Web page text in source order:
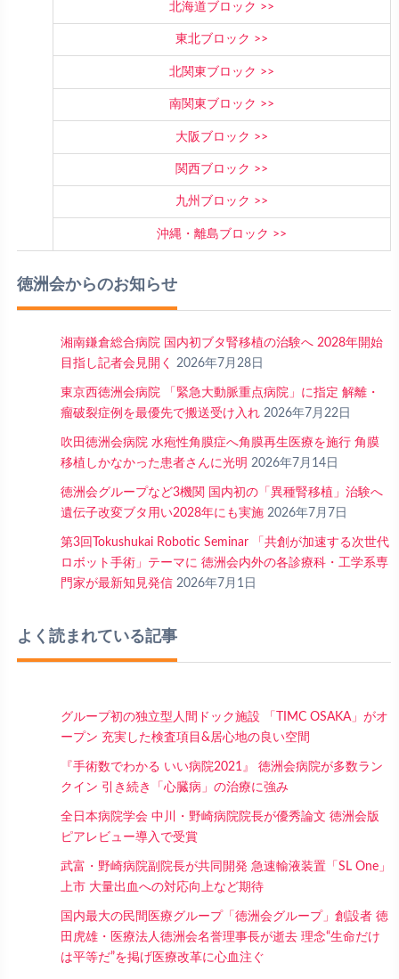
北海道ブロック
東北ブロック
北関東ブロック
南関東ブロック
大阪ブロック
関西ブロック
九州ブロック
沖縄・離島ブロック
徳洲会からのお知らせ
湘南鎌倉総合病院 国内初ブタ腎移植の治験へ 2028年開始
目指し記者会見開く
2026年7月28日
東京西徳洲会病院 「緊急大動脈重点病院」に指定 解離・
瘤破裂症例を最優先で搬送受け入れ 2026年7月22日
吹田徳洲会病院 水疱性角膜症へ角膜再生医療を施行 角膜
移植しかなかった患者さんに光明 2026年7月14日
徳洲会グループなど3機関 国内初の「異種腎移植」治験へ
遺伝子改変ブタ用い2028年にも実施 2026年7月7日
第3回Tokushukai Robotic Seminar 「共創が加速する次世代
ロボット手術」テーマに 徳洲会内外の各診療科・工学系専
門家が最新知見発信 2026年7月1日
よく読まれている記事
グループ初の独立型人間ドック施設 「TIMC OSAKA」がオ
ープン 充実した検査項目&居心地の良い空間
『手術数でわかる いい病院2021』 徳洲会病院が多数ラン
クイン 引き続き「心臓病」の治療に強み
全日本病院学会 中川・野崎病院院長が優秀論文 徳洲会版
ピアレビュー導入で受賞
武富・野崎病院副院長が共同開発 急速輸液装置「SL One」
上市 大量出血への対応向上など期待
国内最大の民間医療グループ「徳洲会グループ」創設者 徳
田虎雄・医療法人徳洲会名誉理事長が逝去 理念“生命だけ
は平等だ”を掲げ医療改革に心血注ぐ